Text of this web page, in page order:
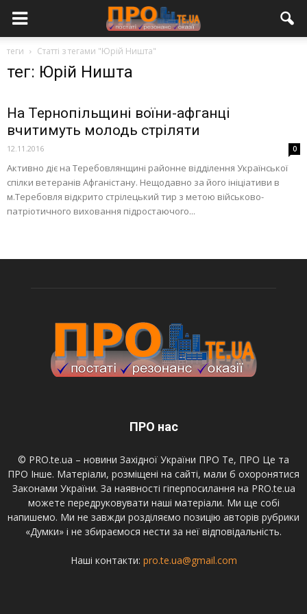
теги Статті з тегами "Юрій Ништа"
тег: Юрій Ништа
На Тернопільщині воїни-афганці
вчитимуть молодь стріляти
12.11.2016 0
Активно діє на Теребовлянщині районне відділення Української
спілки ветеранів Афганістану. Нещодавно за його ініціативи в
м.Теребовля відкрито стрілецький тир з метою військово-
патріотичного виховання підростаючого...
ПРО нас
© PRO.te.ua – новини Західної України ПРО Те, ПРО Це та
ПРО Інше. Матеріали, розміщені на сайті, мали б охоронятися
Законами України. За наявності гіперпосилання на PRO.te.ua
можете передруковувати наші матеріали. Ми ще собі
напишемо. Ми не завжди розділяємо позицію авторів рубрики
«Думки» і не збираємося нести за неї відповідальність.
Наші контакти: pro.te.ua@gmail.com